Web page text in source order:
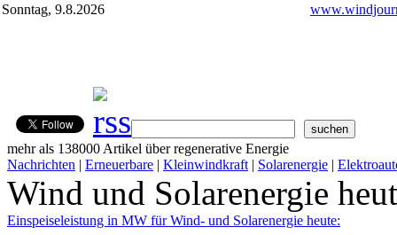
Sonntag, 9.8.2026
mehr als 138000 Artikel über regenerative Energie
Nachrichten | Erneuerbare | Kleinwindkraft | Solarenergie |
Wind und Solarenergie
Einspeiseleistung in MW für Wind- und Solarenergie heute: